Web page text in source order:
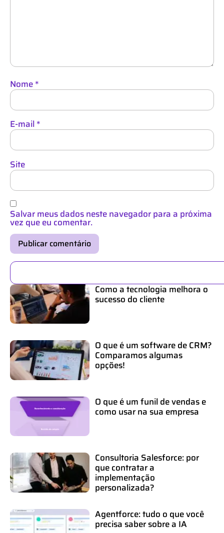
Nome*
E-mail*
Site
Salvar meus dados neste navegador para a próxima
vez que eu comentar.
Como a tecnologia melhora o
sucesso do cliente
O que é um software de CRM?
Comparamos algumas
opções!
O que é um funil de vendas e
como usar na sua empresa
Consultoria Salesforce: por
que contratar a
implementação
personalizada?
Agentforce: tudo o que você
precisa saber sobre a IA